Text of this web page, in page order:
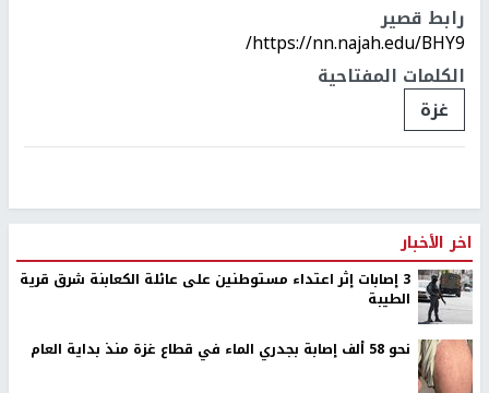
رابط قصير
https://nn.najah.edu/BHY9/
الكلمات المفتاحية
غزة
اخر الأخبار
‏3 إصابات إثر اعتداء مستوطنين على عائلة الكعابنة شرق قرية
الطيبة
نحو 58 ألف إصابة بجدري الماء في قطاع غزة منذ بداية العام